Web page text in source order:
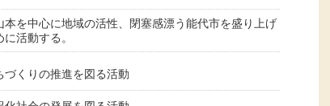
本を中心に地域の活性、閉塞感漂う能代市を盛り上げ
に活動する。
くりの推進を図る活動